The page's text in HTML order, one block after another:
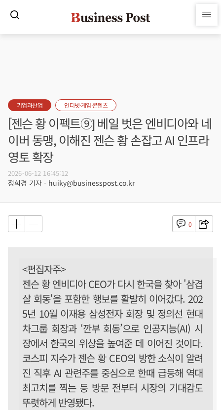
기업과산업 인터넷·게임·콘텐츠
[젠슨 황 이펙트⑨] 베일 벗은 엔비디아와 네
이버 동맹, 이해진 젠슨 황 손잡고 AI 인프라
영토 확장
2026-06-12 16:45:12
정희경 기자 - huiky@businesspost.co.kr
0
<편집자주>
젠슨 황 엔비디아 CEO가 다시 한국을 찾아 '삼겹
살 회동'을 포함한 행보를 활발히 이어갔다. 202
5년 10월 이재용 삼성전자 회장 및 정의선 현대
차그룹 회장과 ‘깐부 회동’으로 인공지능(AI) 시
장에서 한국의 위상을 높여준 데 이어진 것이다.
코스피 지수가 젠슨 황 CEO의 방한 소식이 알려
진 직후 AI 관련주를 중심으로 한때 급등해 역대
최고치를 찍는 등 방문 전부터 시장의 기대감도
뚜렷하게 반영됐다.